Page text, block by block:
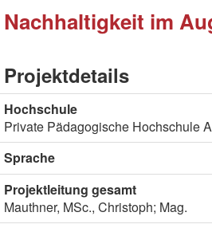
Nachhaltigkeit im
Projektdetails
Hochschule
Private Pädagogische Hochschule
Sprache
Projektleitung gesamt
Mauthner, MSc., Christoph; Mag.